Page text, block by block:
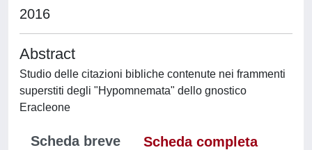
2016
Abstract
Studio delle citazioni bibliche contenute nei frammenti
superstiti degli "Hypomnemata" dello gnostico
Eracleone
Scheda breve
Scheda completa